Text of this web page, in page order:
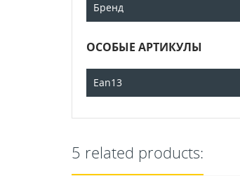
Бренд
ОСОБЫЕ АРТИКУЛЫ
Ean13
5 related products: